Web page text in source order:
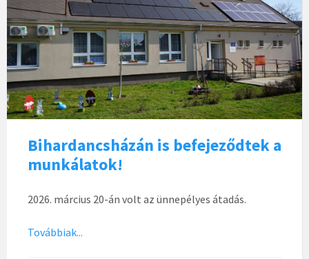
Bihardancsházán is befejeződtek a
munkálatok!
2026. március 20-án volt az ünnepélyes átadás.
Továbbiak...